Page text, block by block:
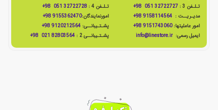
تـلـفن 3 :
32722727 051 98+ تـلـفن 4 :
32722728 051 98+
مدیـریــت :9158114564 98+ امورنمایندگان:9155362470 98+
امور عاملیتها:9151743060 98+ پشـتـیبانــی: 9120212564 98+
ایمیل رسمی: info@linestore.ir پشـتـیبانــی 2 : 82803564 021 98+